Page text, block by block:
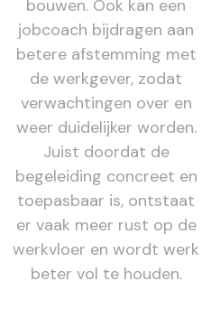
bouwen. Ook kan een
jobcoach bijdragen aan
betere afstemming met
de werkgever, zodat
verwachtingen over en
weer duidelijker worden.
Juist doordat de
begeleiding concreet en
toepasbaar is, ontstaat
er vaak meer rust op de
werkvloer en wordt werk
beter vol te houden.